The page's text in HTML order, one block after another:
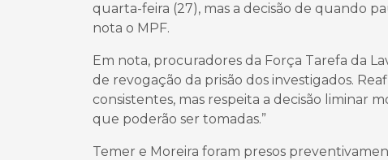
quarta-feira (27), mas a decisão de quando
nota o MPF.
Em nota, procuradores da Força Tarefa da
de revogação da prisão dos investigados.
consistentes, mas respeita a decisão liminar
que poderão ser tomadas.”
Temer e Moreira foram presos